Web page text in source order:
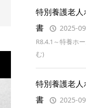
特別養護老
書
2025-
R8.4.1～特養ホ
む)
特別養護老
書
2025-